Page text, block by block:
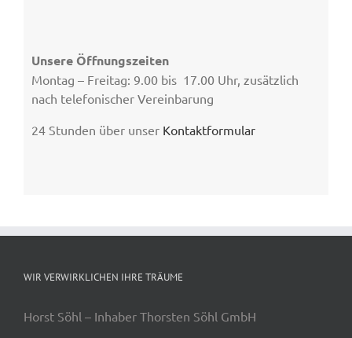
Unsere Öffnungszeiten
Montag – Freitag: 9.00 bis 17.00 Uhr, zusätzlich
nach telefonischer Vereinbarung
24 Stunden über unser Kontaktformular
WIR VERWIRKLICHEN IHRE TRÄUME
Horst Söhl – Inhaber Thorsten Söhl GmbH